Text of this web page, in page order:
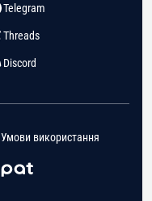
Telegram
Threads
Discord
Умови використання